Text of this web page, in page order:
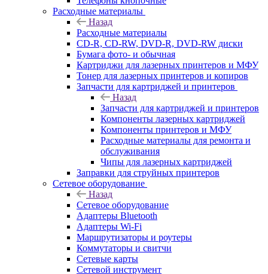
Расходные материалы
Назад
Расходные материалы
CD-R, CD-RW, DVD-R, DVD-RW диски
Бумага фото- и обычная
Картриджи для лазерных принтеров и МФУ
Тонер для лазерных принтеров и копиров
Запчасти для картриджей и принтеров
Назад
Запчасти для картриджей и принтеров
Компоненты лазерных картриджей
Компоненты принтеров и МФУ
Расходные материалы для ремонта и
обслуживания
Чипы для лазерных картриджей
Заправки для струйных принтеров
Сетевое оборудование
Назад
Сетевое оборудование
Адаптеры Bluetooth
Адаптеры Wi-Fi
Маршрутизаторы и роутеры
Коммутаторы и свитчи
Сетевые карты
Сетевой инструмент